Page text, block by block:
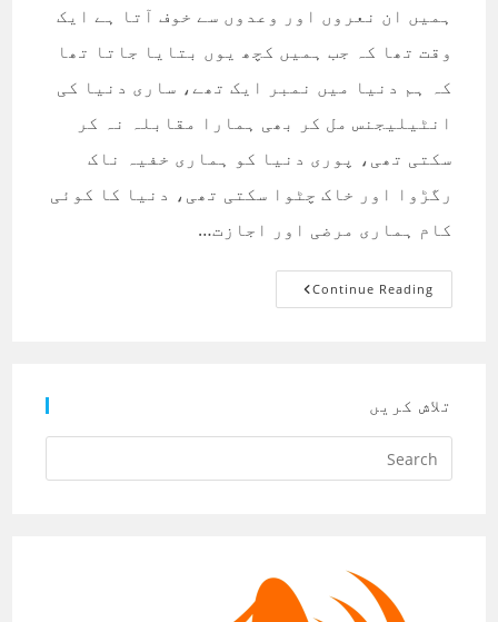
ہمیں ان نعروں اور وعدوں سے خوف آتا ہے ایک
وقت تھا کہ جب ہمیں کچھ یوں بتایا جاتا تھا
کہ ہم دنیا میں نمبر ایک تھے، ساری دنیا کی
انٹیلیجنس مل کر بھی ہمارا مقابلہ نہ کر
سکتی تھی، پوری دنیا کو ہماری خفیہ ناک
رگڑوا اور خاک چٹوا سکتی تھی، دنیا کا کوئی
کام ہماری مرضی اور اجازت…
Continue Readingہمیں
ان
تلاش کریں